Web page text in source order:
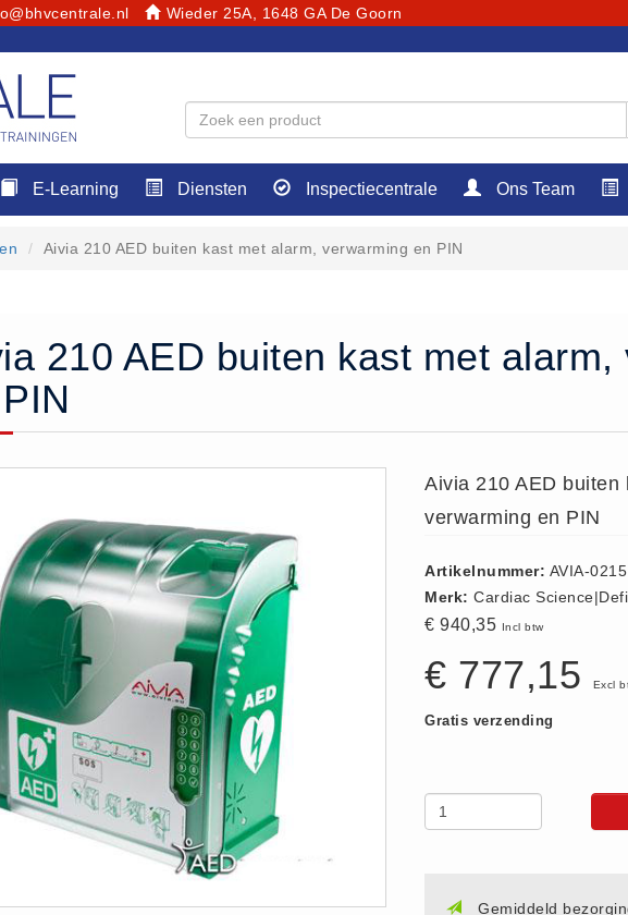
Wieder 25A, 1648 GA De Goorn
E-Learning Diensten Inspectiecentrale Ons Team
Aivia 210 AED buiten kast met alarm, verwarming en PIN
210 AED buiten kast met alarm,
Aivia 210 AED buiten
verwarming en PIN
Artikelnummer: AVIA-0215
Merk:Cardiac
€ 940,35 Incl btw
€ 777,15 Excl
Gratis verzending
Gemiddeld